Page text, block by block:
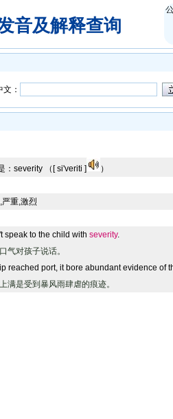
音及解释查询
：
： severity （[ si'veriti ] ）
重,激烈
speak to the child with severity.
气对孩子说话。
reached port, it bore abundant evidence of
满是受到暴风雨肆虐的痕迹。